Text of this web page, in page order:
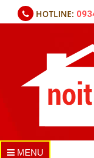
HOTLINE:
MENU